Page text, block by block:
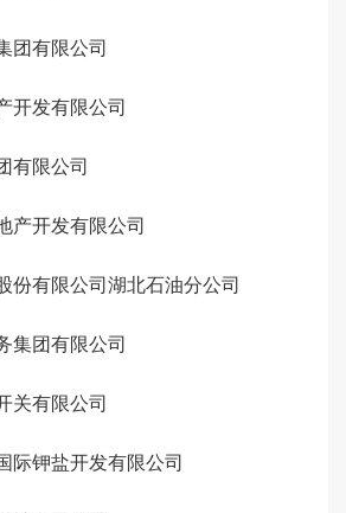
团有限公司
开发有限公司
有限公司
产开发有限公司
份有限公司湖北石油分公司
集团有限公司
关有限公司
际钾盐开发有限公司